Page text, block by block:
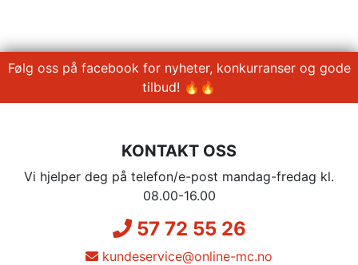
Følg oss på facebook for nyheter, konkurranser og gode
tilbud! 🔥🔥
KONTAKT OSS
Vi hjelper deg på telefon/e-post mandag-fredag kl.
08.00-16.00
57 72 55 26
kundeservice@online-mc.no